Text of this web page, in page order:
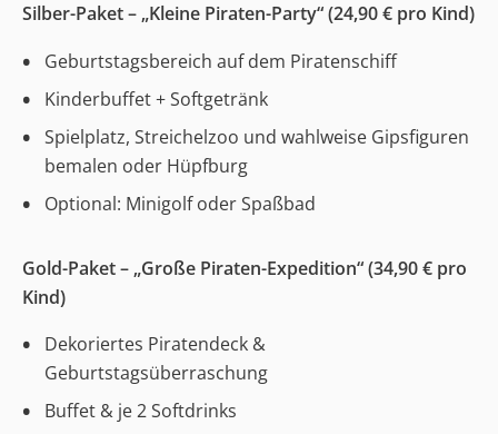
Silber-Paket – „Kleine Piraten-Party“ (24,90 € pro Kind)
Geburtstagsbereich auf dem Piratenschiff
Kinderbuffet + Softgetränk
Spielplatz, Streichelzoo und wahlweise Gipsfiguren
bemalen oder Hüpfburg
Optional: Minigolf oder Spaßbad
Gold-Paket – „Große Piraten-Expedition“ (34,90 € pro
Kind)
Dekoriertes Piratendeck &
Geburtstagsüberraschung
Buffet & je 2 Softdrinks